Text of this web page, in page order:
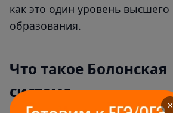
как это один уровень высшего
образования.
Что такое Болонская
система
✕